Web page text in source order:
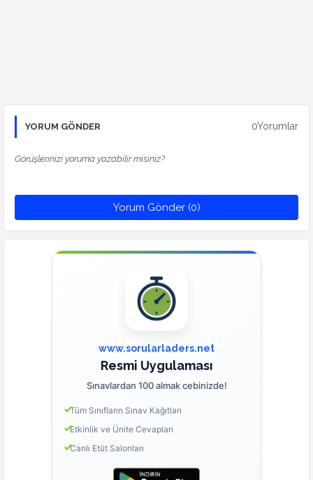
YORUM GÖNDER 0Yorumlar
Görüşlerinizi yoruma yazabilir misiniz?
Yorum Gönder (0)
www.sorularladers.net
Resmi Uygulaması
Sınavlardan 100 almak cebinizde!
Tüm Sınıfların Sınav Kağıtları
Etkinlik ve Ünite Cevapları
Canlı Etüt Salonları